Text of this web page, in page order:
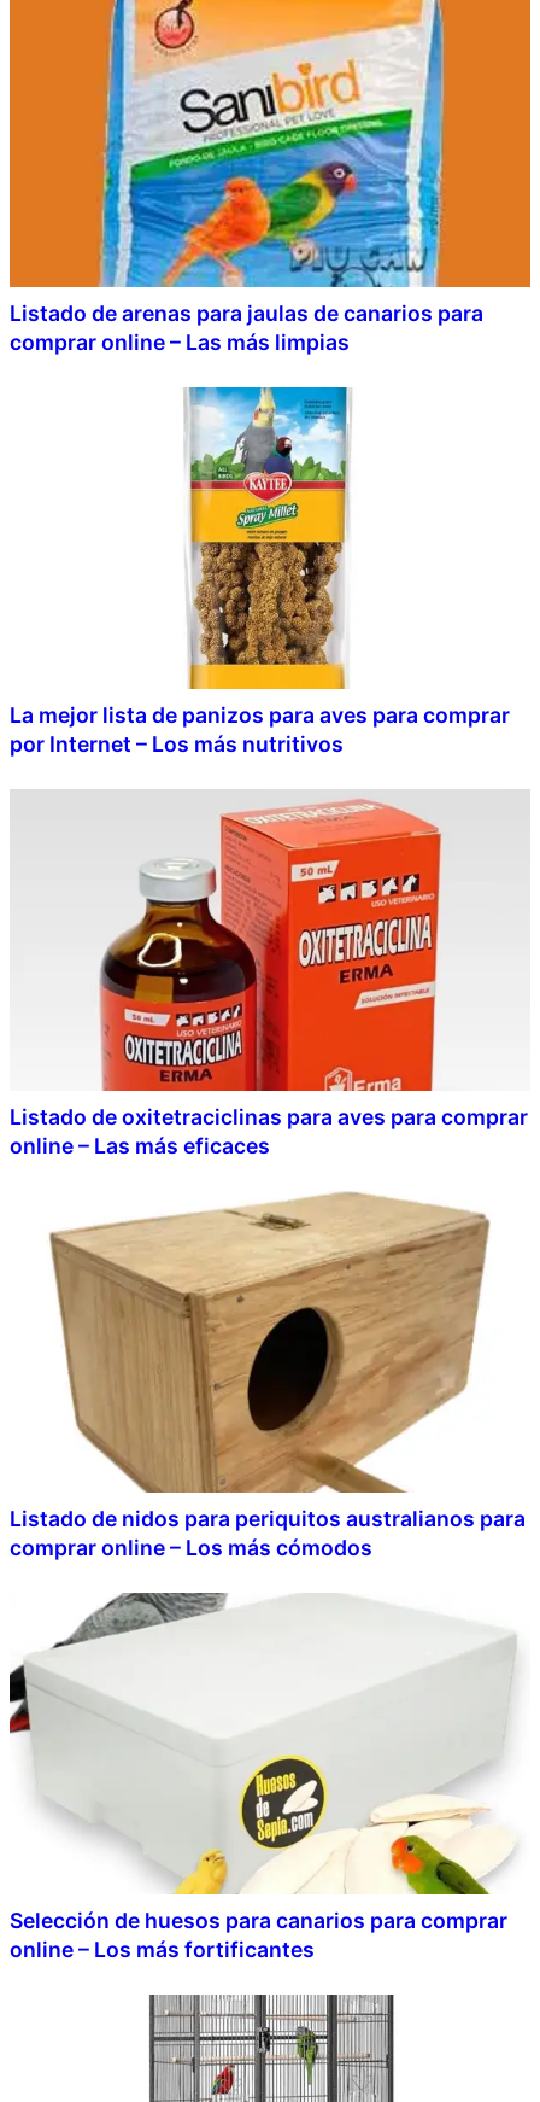
Listado de arenas para jaulas de canarios para
comprar online – Las más limpias
La mejor lista de panizos para aves para comprar
por Internet – Los más nutritivos
Listado de oxitetraciclinas para aves para comprar
online – Las más eficaces
Listado de nidos para periquitos australianos para
comprar online – Los más cómodos
Selección de huesos para canarios para comprar
online – Los más fortificantes